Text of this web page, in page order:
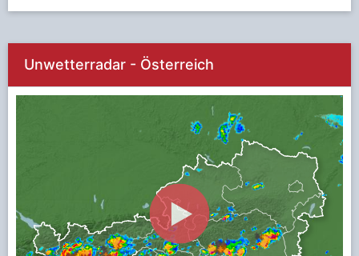
Unwetterradar - Österreich